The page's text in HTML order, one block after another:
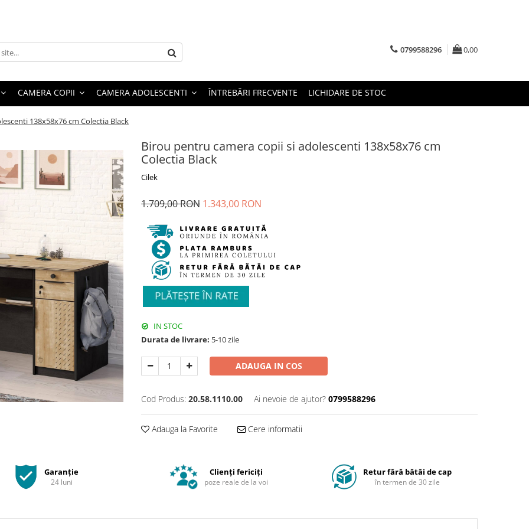
0799588296 0,00
CAMERA COPII CAMERA ADOLESCENTI ÎNTREBĂRI FRECVENTE LICHIDARE DE STOC
138x58x76 cm Colectia Black
Birou pentru camera copii si adolescenti 138x58x76 cm
Colectia Black
Cilek
1.709,00 RON 1.343,00 RON
IN STOC
Durata de livrare: 5-10 zile
ADAUGA IN COS
Cod Produs: 20.58.1110.00 Ai nevoie de ajutor? 0799588296
Adauga la Favorite Cere informatii
Garanție
24 luni
Clienți fericiți
poze reale de la voi
Retur fără bătăi de cap
în termen de 30 zile